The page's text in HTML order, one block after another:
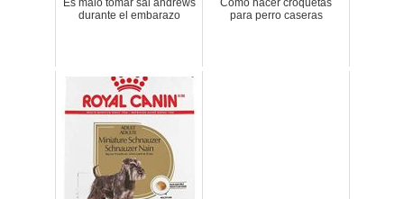
Es malo tomar sal andrews
durante el embarazo
Como hacer croquetas
para perro caseras